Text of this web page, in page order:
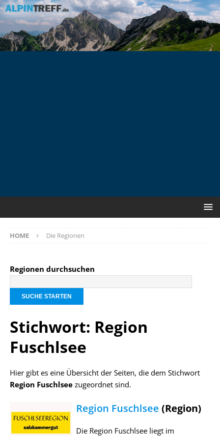
HOME Die Regionen
Regionen durchsuchen
Stichwort: Region
Fuschlsee
Hier gibt es eine Übersicht der Seiten, die dem Stichwort
Region Fuschlsee zugeordnet sind.
Region Fuschlsee (Region)
Die Region Fuschlsee liegt im